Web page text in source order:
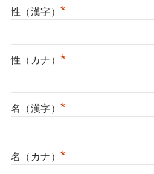
性（漢字） *
性（カナ） *
名（漢字） *
名（カナ） *